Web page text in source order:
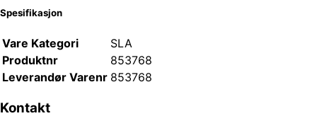
Spesifikasjon
Vare Kategori
SLA
Produktnr
853768
Leverandør Varenr 853768
Kontakt